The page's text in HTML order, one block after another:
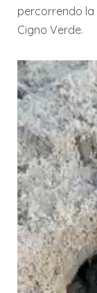
percorrendo la
Cigno Verde.